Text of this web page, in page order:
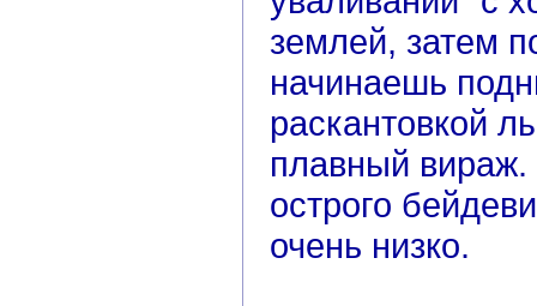
землей, затем
начинаешь
раскантовкой
плавный вираж.
острого
очень низко.